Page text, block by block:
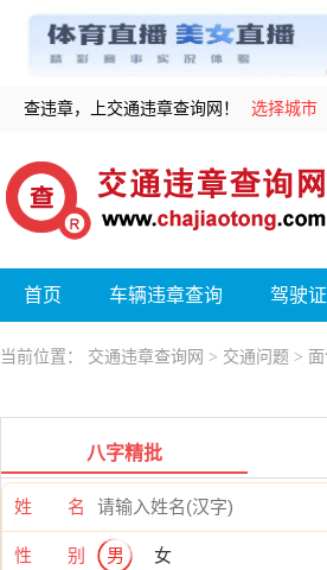
查违章，上交通违章查询网！ 选择城市
首页 车辆违章查询 驾驶
当前位置： 交通违章查询网 > 交通问题 >
八字精批
姓 名
性 别 男 女